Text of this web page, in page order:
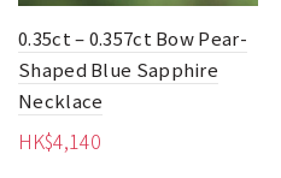
0.35ct – 0.357ct Bow Pear-
Shaped Blue Sapphire
Necklace
HK$4,140